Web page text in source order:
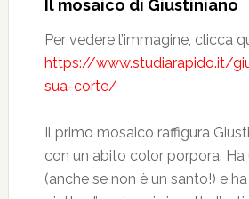
Il mosaico di Giustiniano
Per vedere l’immagine, clicca
https://www.studiarapido.it/
sua-corte/
Il primo mosaico raffigura
con un abito color porpora. Ha
(anche se non è un santo!) e